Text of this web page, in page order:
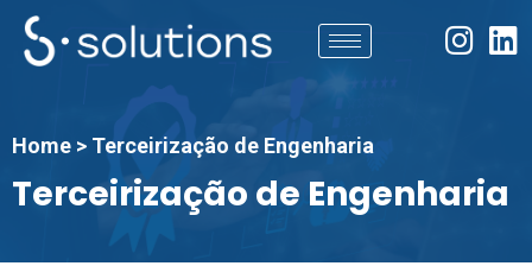
Home > Terceirização de Engenharia
Terceirização de Engenharia